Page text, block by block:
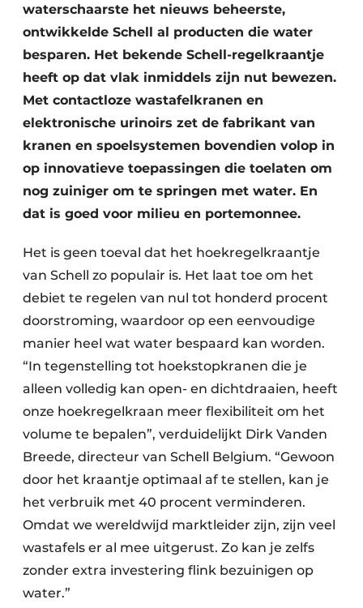
waterschaarste het nieuws beheerste,
ontwikkelde Schell al producten die water
besparen. Het bekende Schell-regelkraantje
heeft op dat vlak inmiddels zijn nut bewezen.
Met contactloze wastafelkranen en
elektronische urinoirs zet de fabrikant van
kranen en spoelsystemen bovendien volop in
op innovatieve toepassingen die toelaten om
nog zuiniger om te springen met water. En
dat is goed voor milieu en portemonnee.
Het is geen toeval dat het hoekregelkraantje
van Schell zo populair is. Het laat toe om het
debiet te regelen van nul tot honderd procent
doorstroming, waardoor op een eenvoudige
manier heel wat water bespaard kan worden.
“In tegenstelling tot hoekstopkranen die je
alleen volledig kan open- en dichtdraaien, heeft
onze hoekregelkraan meer flexibiliteit om het
volume te bepalen”, verduidelijkt Dirk Vanden
Breede, directeur van Schell Belgium. “Gewoon
door het kraantje optimaal af te stellen, kan je
het verbruik met 40 procent verminderen.
Omdat we wereldwijd marktleider zijn, zijn veel
wastafels er al mee uitgerust. Zo kan je zelfs
zonder extra investering flink bezuinigen op
water.”